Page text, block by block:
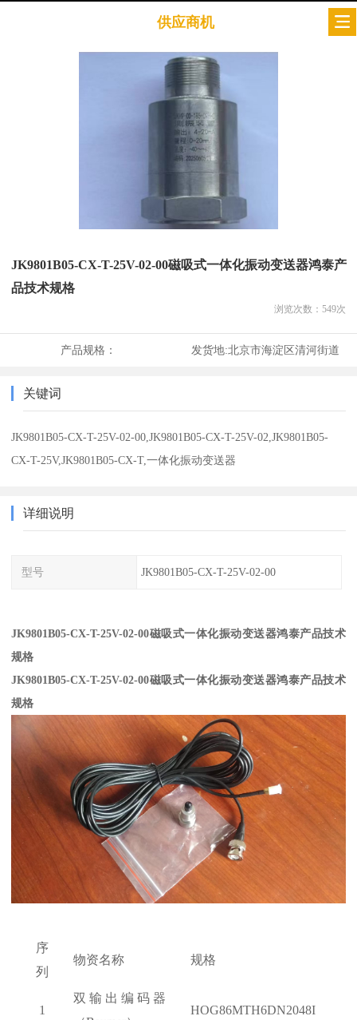
供应商机
JK9801B05-CX-T-25V-02-00磁吸式一体化振动变送器鸿泰产
品技术规格
浏览次数： 549次
产品规格： 发货地:北京市海淀区清河街道
关键词
JK9801B05-CX-T-25V-02-00,JK9801B05-CX-T-25V-02,JK9801B05-
CX-T-25V,JK9801B05-CX-T,一体化振动变送器
详细说明
型号 JK9801B05-CX-T-25V-02-00
JK9801B05-CX-T-25V-02-00磁吸式一体化振动变送器鸿泰产品技术
规格
JK9801B05-CX-T-25V-02-00磁吸式一体化振动变送器鸿泰产品技术
规格
序
列
物资名称 规格
1
双输出编码器
HOG86MTH6DN2048I